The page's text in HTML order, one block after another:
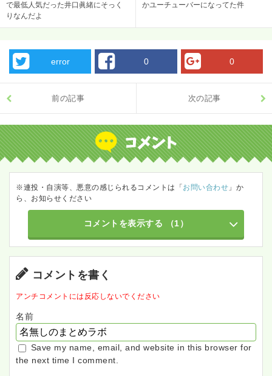
で最低人気だった井口眞緒にそっく
りなんだよ
かユーチューバーになってた件
error 0 0
前の記事 次の記事
※連投・自演等、悪意の感じられるコメントは「 お問い合わせ 」か
ら、お知らせください
コメントを表示する （1）
コメントを書く
アンチコメントには反応しないでください
名前
Save my name, email, and website in this browser for
the next time I comment.